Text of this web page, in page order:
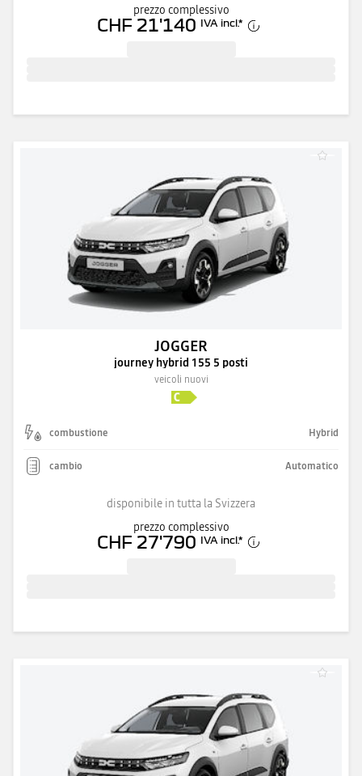
prezzo complessivo
CHF 21'140 IVA incl.*
JOGGER
journey hybrid 155 5 posti
veicoli nuovi
combustione Hybrid
cambio Automatico
disponibile in tutta la Svizzera
prezzo complessivo
CHF 27'790 IVA incl.*